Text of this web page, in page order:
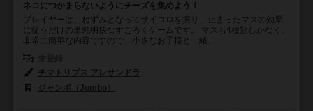
ネコにつかまらないようにチーズを集めよう！
プレイヤーは、ねずみとなってサイコロを振り、止まったマスの効果
に従うだけの単純明快なすごろくゲームです。 マスも4種類しかなく、
非常に簡単な内容ですので、小さなお子様と一緒...
チマトリブス アレサンドラ
ジャンボ（Jumbo）